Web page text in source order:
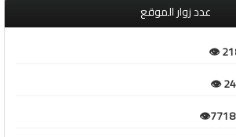
عدد زوار الموقع